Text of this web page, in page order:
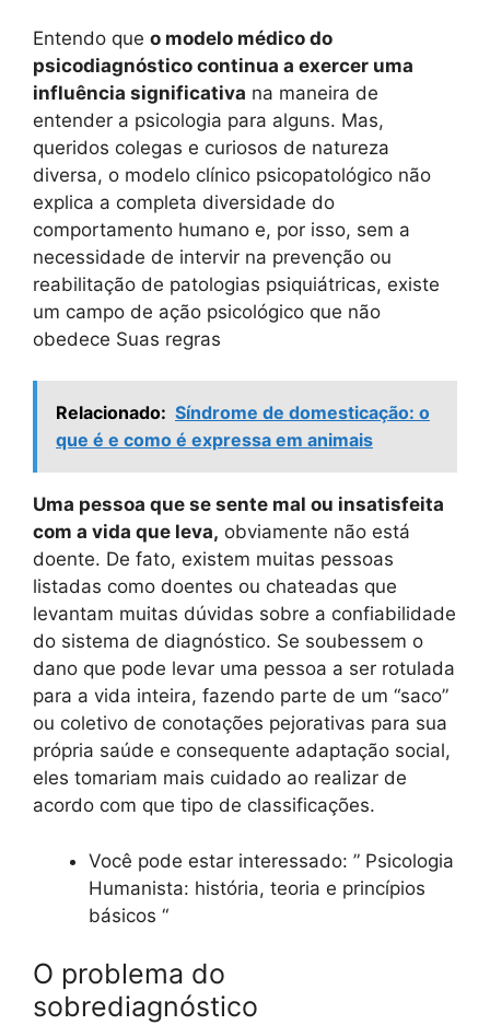
Entendo que o modelo médico do
psicodiagnóstico continua a exercer uma
influência significativa na maneira de
entender a psicologia para alguns. Mas,
queridos colegas e curiosos de natureza
diversa, o modelo clínico psicopatológico não
explica a completa diversidade do
comportamento humano e, por isso, sem a
necessidade de intervir na prevenção ou
reabilitação de patologias psiquiátricas, existe
um campo de ação psicológico que não
obedece Suas regras
Relacionado: Síndrome de domesticação: o
que é e como é expressa em animais
Uma pessoa que se sente mal ou insatisfeita
com a vida que leva, obviamente não está
doente. De fato, existem muitas pessoas
listadas como doentes ou chateadas que
levantam muitas dúvidas sobre a confiabilidade
do sistema de diagnóstico. Se soubessem o
dano que pode levar uma pessoa a ser rotulada
para a vida inteira, fazendo parte de um “saco”
ou coletivo de conotações pejorativas para sua
própria saúde e consequente adaptação social,
eles tomariam mais cuidado ao realizar de
acordo com que tipo de classificações.
Você pode estar interessado: ” Psicologia
Humanista: história, teoria e princípios
básicos “
O problema do
sobrediagnóstico